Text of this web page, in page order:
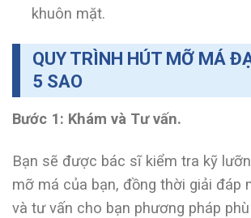
khuôn mặt.
QUY TRÌNH HÚT MỠ MÁ
5 SAO
Bước 1: Khám và Tư vấn.
Bạn sẽ được bác sĩ kiểm tra kỹ
mỡ má của bạn, đồng thời giải đáp
và tư vấn cho bạn phương pháp